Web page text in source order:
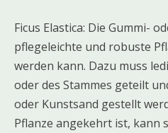
Ficus Elastica: Die Gummi-
pflegeleichte und robuste
werden kann. Dazu muss
oder des Stammes geteilt
oder Kunstsand gestellt
Pflanze angekehrt ist, kann